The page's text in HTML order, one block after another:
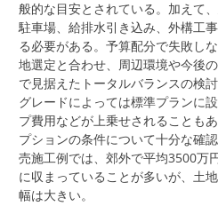
般的な目安とされている。加えて
駐車場、給排水引き込み、外構工
る必要がある。予算配分で失敗し
地選定と合わせ、周辺環境や今後
で見据えたトータルバランスの検
グレードによっては標準プランに
プ費用などが上乗せされることも
プションの条件について十分な確
売施工例では、郊外で平均3500万
に収まっていることが多いが、土
幅は大きい。